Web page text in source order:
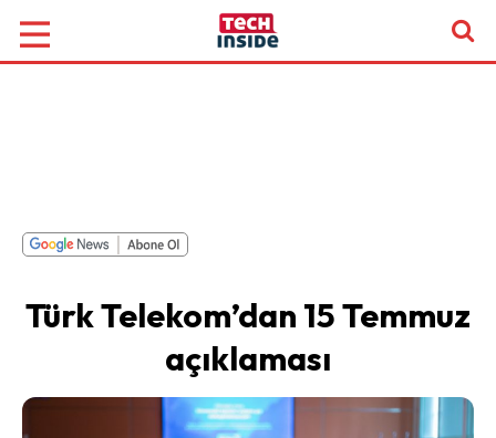
Türk Telekom’dan 15 Temmuz
açıklaması